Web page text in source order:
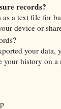
records?
a text file for
device or
your data,
your history on